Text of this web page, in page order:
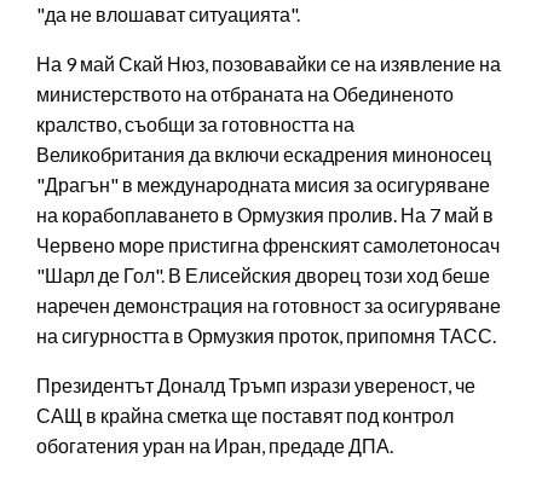
"да не влошават ситуацията".
На 9 май Скай Нюз, позовавайки се на изявление на
министерството на отбраната на Обединеното
кралство, съобщи за готовността на
Великобритания да включи ескадрения миноносец
"Драгън" в международната мисия за осигуряване
на корабоплаването в Ормузкия пролив. На 7 май в
Червено море пристигна френският самолетоносач
"Шарл де Гол". В Елисейския дворец този ход беше
наречен демонстрация на готовност за осигуряване
на сигурността в Ормузкия проток, припомня ТАСС.
Президентът Доналд Тръмп изрази увереност, че
САЩ в крайна сметка ще поставят под контрол
обогатения уран на Иран, предаде ДПА.